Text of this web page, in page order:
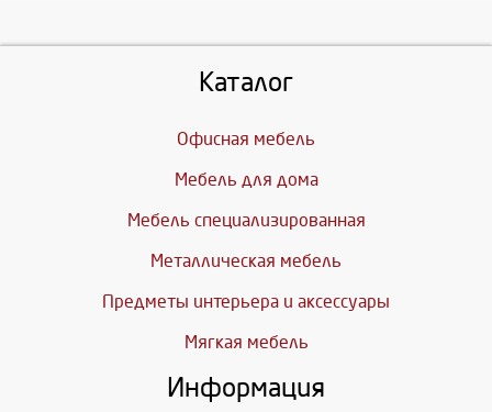
Каталог
Офисная мебель
Мебель для дома
Мебель специализированная
Металлическая мебель
Предметы интерьера и аксессуары
Мягкая мебель
Информация